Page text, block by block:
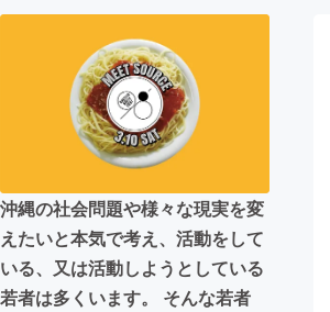
アート・写真
テクノロジー・ガジェット
映像・映画
ビジネス・起業
まちづくり・地域活性化
沖縄の社会問題や様々な現実を変
えたいと本気で考え、活動をして
いる、又は活動しようとしている
若者は多くいます。 そんな若者